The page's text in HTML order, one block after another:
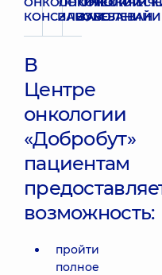
КОНСИЛИУМ
ЗАБОЛЕВАНИЙ
В
Центре
онкологии
«Добробут»
пациентам
возможность:
пройти
полное